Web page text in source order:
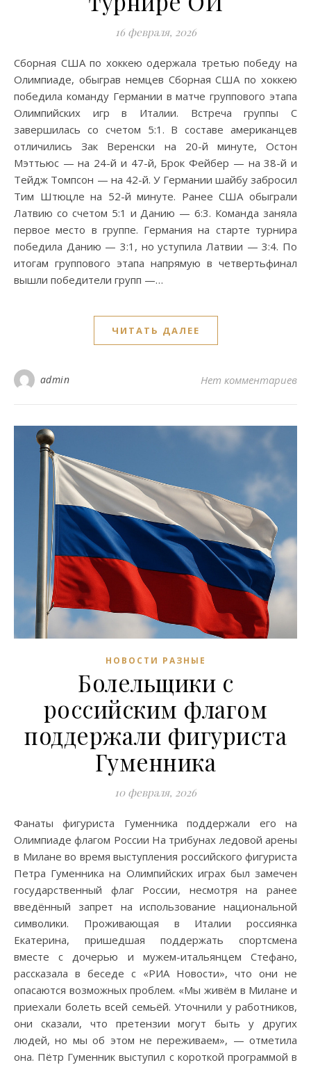
16 февраля, 2026
Сборная США по хоккею одержала третью победу на
Олимпиаде, обыграв немцев Сборная США по хоккею
победила команду Германии в матче группового этапа
Олимпийских игр в Италии. Встреча группы С
завершилась со счетом 5:1. В составе американцев
отличились Зак Веренски на 20-й минуте, Остон
Мэттьюс — на 24-й и 47-й, Брок Фейбер — на 38-й и
Тейдж Томпсон — на 42-й. У Германии шайбу забросил
Тим Штюцле на 52-й минуте. Ранее США обыграли
Латвию со счетом 5:1 и Данию — 6:3. Команда заняла
первое место в группе. Германия на старте турнира
победила Данию — 3:1, но уступила Латвии — 3:4. По
итогам группового этапа напрямую в четвертьфинал
вышли победители групп —…
ЧИТАТЬ ДАЛЕЕ
admin Нет комментариев
НОВОСТИ РАЗНЫЕ
Болельщики с
российским флагом
поддержали фигуриста
Гуменника
10 февраля, 2026
Фанаты фигуриста Гуменника поддержали его на
Олимпиаде флагом России На трибунах ледовой арены
в Милане во время выступления российского фигуриста
Петра Гуменника на Олимпийских играх был замечен
государственный флаг России, несмотря на ранее
введённый запрет на использование национальной
символики. Проживающая в Италии россиянка
Екатерина, пришедшая поддержать спортсмена
вместе с дочерью и мужем-итальянцем Стефано,
рассказала в беседе с «РИА Новости», что они не
опасаются возможных проблем. «Мы живём в Милане и
приехали болеть всей семьёй. Уточнили у работников,
они сказали, что претензии могут быть у других
людей, но мы об этом не переживаем», — отметила
она. Пётр Гуменник выступил с короткой программой в